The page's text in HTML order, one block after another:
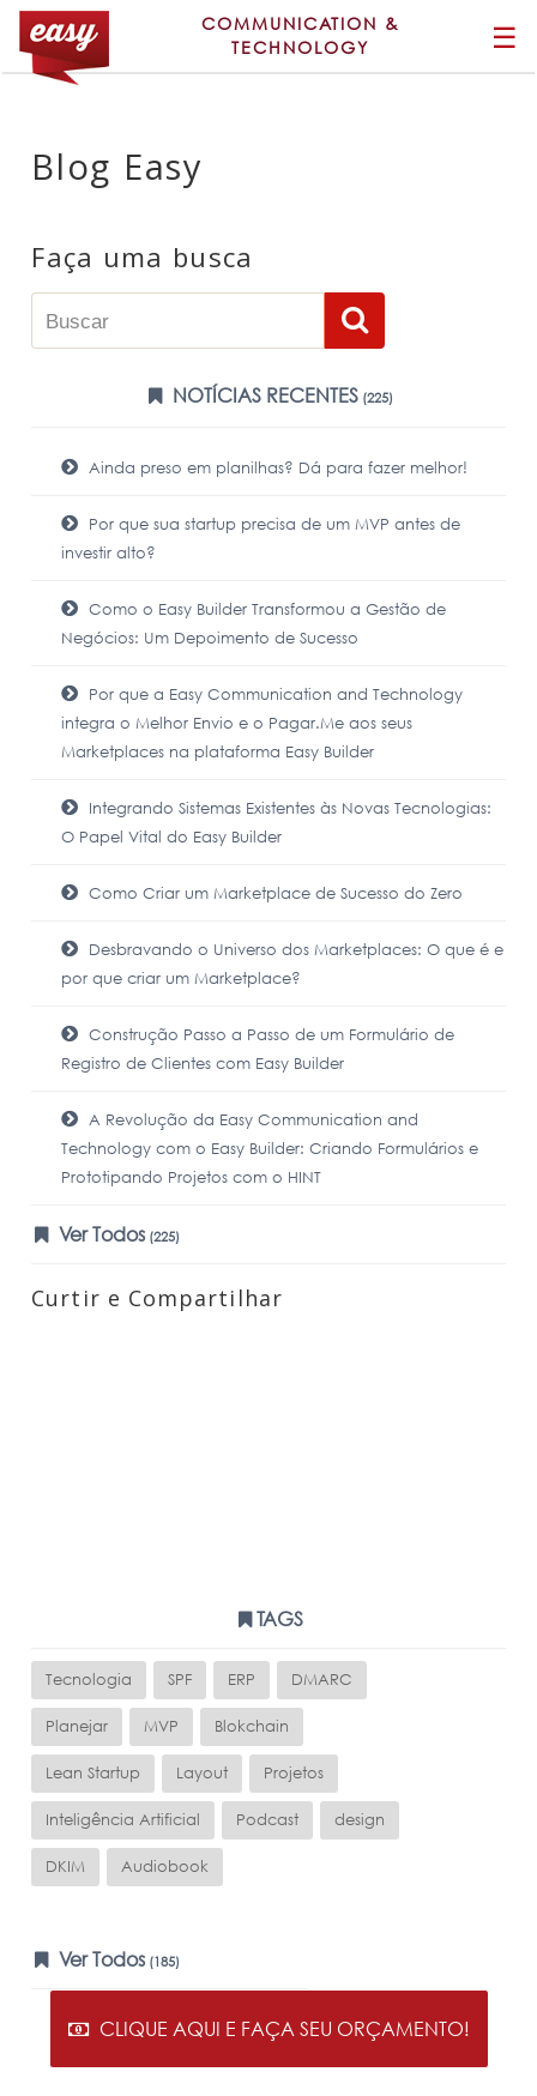
COMMUNICATION &
TECHNOLOGY
☰
Blog Easy
Faça uma busca
NOTÍCIAS RECENTES(225)
Ainda preso em planilhas? Dá para fazer melhor!
Por que sua startup precisa de um MVP antes de
investir alto?
Como o Easy Builder Transformou a Gestão de
Negócios: Um Depoimento de Sucesso
Por que a Easy Communication and Technology
integra o Melhor Envio e o Pagar.Me aos seus
Marketplaces na plataforma Easy Builder
Integrando Sistemas Existentes às Novas Tecnologias:
O Papel Vital do Easy Builder
Como Criar um Marketplace de Sucesso do Zero
Desbravando o Universo dos Marketplaces: O que é e
por que criar um Marketplace?
Construção Passo a Passo de um Formulário de
Registro de Clientes com Easy Builder
A Revolução da Easy Communication and
Technology com o Easy Builder: Criando Formulários e
Prototipando Projetos com o HINT
Ver Todos (225)
Curtir e Compartilhar
TAGS
Tecnologia SPF ERP DMARC
Planejar MVP Blokchain
Lean Startup Layout Projetos
Inteligência Artificial Podcast design
DKIM Audiobook
Ver Todos (185)
CLIQUE AQUI E FAÇA SEU ORÇAMENTO!